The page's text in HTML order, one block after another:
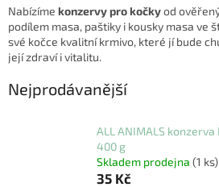
Nabízíme konzervy pro kočkyod
podílem masa, paštiky i kousky masa ve
své kočce kvalitní krmivo, které jí bude
její zdraví i vitalitu.
Nejprodávanější
ALL ANIMALS konzerva
400 g
Skladem prodejna (1 ks)
35 Kč